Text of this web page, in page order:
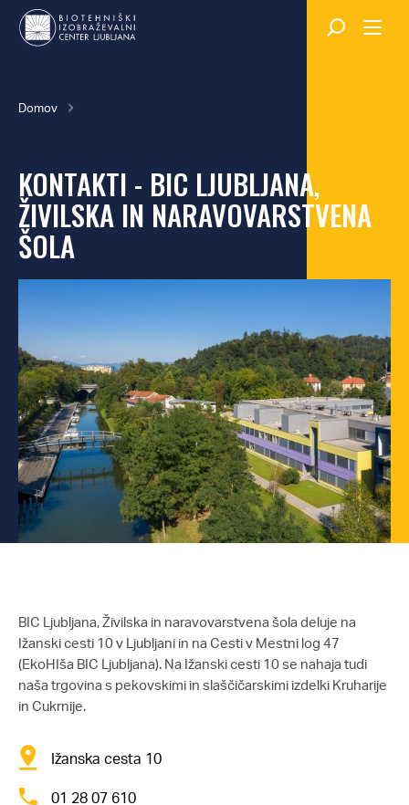
Skok
na
Breadcrumb
Domov
KONTAKTI - BIC LJUBLJANA,
ŽIVILSKA IN NARAVOVARSTVENA
ŠOLA
BIC Ljubljana, Živilska in naravovarstvena šola deluje na
Ižanski cesti 10 v Ljubljani in na Cesti v Mestni log 47
(EkoHIša BIC Ljubljana). Na Ižanski cesti 10 se nahaja tudi
naša trgovina s pekovskimi in slaščičarskimi izdelki Kruharije
in Cukrnije.
Ižanska cesta 10
01 28 07 610